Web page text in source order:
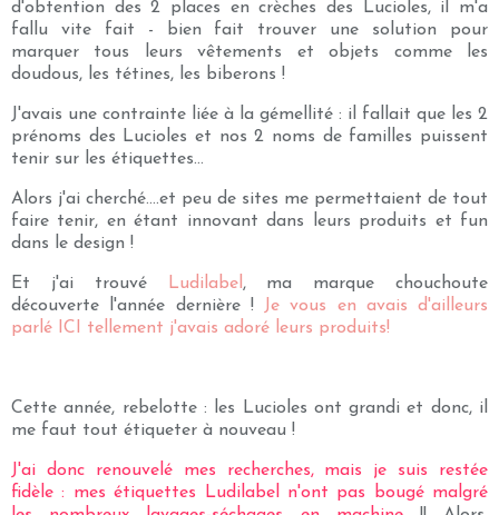
d'obtention des 2 places en crèches des Lucioles, il m'a
fallu vite fait - bien fait trouver une solution pour
marquer tous leurs vêtements et objets comme les
doudous, les tétines, les biberons !
J'avais une contrainte liée à la gémellité : il fallait que les 2
prénoms des Lucioles et nos 2 noms de familles puissent
tenir sur les étiquettes...
Alors j'ai cherché....et peu de sites me permettaient de tout
faire tenir, en étant innovant dans leurs produits et fun
dans le design !
Et j'ai trouvéLudilabel , ma marque chouchoute
découverte l'année dernière !
Je vous en avais d'ailleurs
parlé ICI tellement j'avais adoré leurs produits!
Cette année, rebelotte : les Lucioles ont grandi et donc, il
me faut tout étiqueter à nouveau !
J'ai donc renouvelé mes recherches, mais je suis restée
fidèle : mes étiquettes Ludilabel n'ont pas bougé malgré